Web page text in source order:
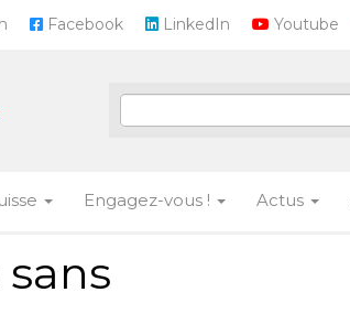
Youtube
LinkedIn
Facebook
Engagez-vous ! Actus
sans